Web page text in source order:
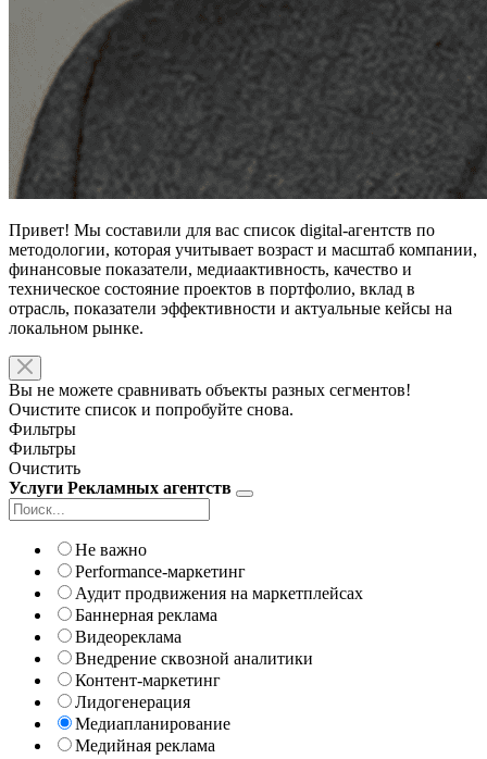
Привет! Мы составили для вас список digital-агентств по
методологии, которая учитывает возраст и масштаб компании,
финансовые показатели, медиаактивность, качество и
техническое состояние проектов в портфолио, вклад в
отрасль, показатели эффективности и актуальные кейсы на
локальном рынке.
Вы не можете сравнивать объекты разных сегментов!
Очистите список и попробуйте снова.
Фильтры
Фильтры
Очистить
Услуги Рекламных агентств
Не важно
Performance-маркетинг
Аудит продвижения на маркетплейсах
Баннерная реклама
Видеореклама
Внедрение сквозной аналитики
Контент-маркетинг
Лидогенерация
Медиапланирование
Медийная реклама